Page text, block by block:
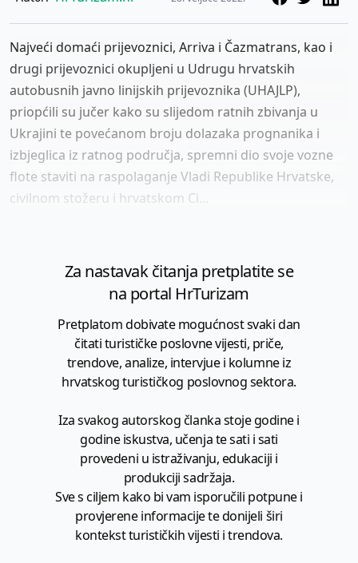
Najveći domaći prijevoznici, Arriva i Čazmatrans, kao i
drugi prijevoznici okupljeni u Udrugu hrvatskih
autobusnih javno linijskih prijevoznika (UHAJLP),
priopćili su jučer kako su slijedom ratnih zbivanja u
Ukrajini te povećanom broju dolazaka prognanika i
izbjeglica iz ratnog područja, spremni dio svoje vozne
flote staviti na raspolaganje Vladi Republike Hrvatske,
civilnom stožeru i hrvatskom Ci...
Za nastavak čitanja pretplatite se
na portal HrTurizam
Pretplatom dobivate mogućnost svaki dan
čitati turističke poslovne vijesti, priče,
trendove, analize, intervjue i kolumne iz
hrvatskog turističkog poslovnog sektora.
Iza svakog autorskog članka stoje godine i
godine iskustva, učenja te sati i sati
provedeni u istraživanju, edukaciji i
produkciji sadržaja.
Sve s ciljem kako bi vam isporučili potpune i
provjerene informacije te donijeli širi
kontekst turističkih vijesti i trendova.